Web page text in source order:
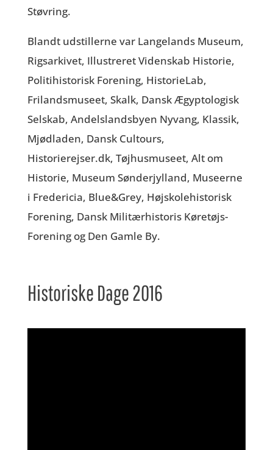
Støvring.
Blandt udstillerne var Langelands Museum,
Rigsarkivet, Illustreret Videnskab Historie,
Politihistorisk Forening, HistorieLab,
Frilandsmuseet, Skalk, Dansk Ægyptologisk
Selskab, Andelslandsbyen Nyvang, Klassik,
Mjødladen, Dansk Cultours,
Historierejser.dk, Tøjhusmuseet, Alt om
Historie, Museum Sønderjylland, Museerne
i Fredericia, Blue&Grey, Højskolehistorisk
Forening, Dansk Militærhistoris Køretøjs-
Forening og Den Gamle By.
Historiske Dage 2016